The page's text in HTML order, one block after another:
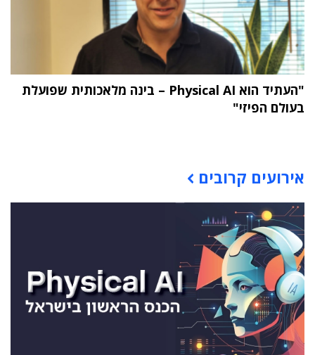
"העתיד הוא Physical AI – בינה מלאכותית שפועלת
בעולם הפיזי"
אירועים קרובים